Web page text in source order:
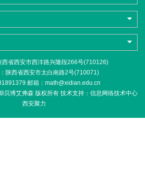
西省西安市西沣路兴隆段266号(710126)
陕西省西安市太白南路2号(710071)
邮箱：math@xidian.edu.cn
博艾弗森 版权所有 技术支持： 信息网络技术中心
西安聚力